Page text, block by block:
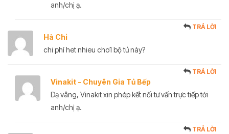
anh/chị ạ.
Hà Chi
TRẢ LỜI
chi phí het nhieu cho1 bộ tủ này?
Vinakit - Chuyên Gia Tủ Bếp
TRẢ LỜI
Dạ vâng, Vinakit xin phép kết nối tư vấn trực tiếp tới
anh/chị ạ.
TRẢ LỜI